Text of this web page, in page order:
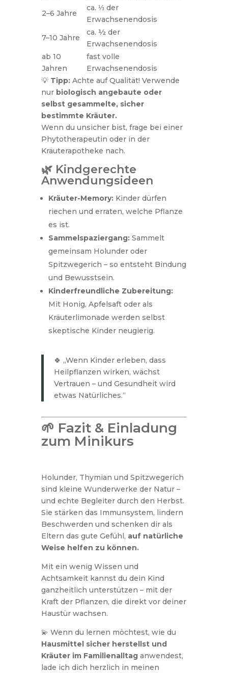
2–6 Jahre
ca. ⅓ der
Erwachsenendosis
7–10 Jahre
ca. ½ der
Erwachsenendosis
ab 10
Jahren
fast volle
Erwachsenendosis
💡 Tipp:Achte auf Qualität! Verwende
nur biologisch angebaute oder
selbst gesammelte, sicher
bestimmte Kräuter.
Wenn du unsicher bist, frage bei einer
Phytotherapeutin oder in der
Kräuterapotheke nach.
🌿 Kindgerechte
Anwendungsideen
Kräuter-Memory:Kinder dürfen
riechen und erraten, welche Pflanze
es ist.
Sammelspaziergang:Sammelt
gemeinsam Holunder oder
Spitzwegerich – so entsteht Bindung
und Bewusstsein.
Kinderfreundliche Zubereitung:
Mit Honig, Apfelsaft oder als
Kräuterlimonade werden selbst
skeptische Kinder neugierig.
🍀 „Wenn Kinder erleben, dass
Heilpflanzen wirken, wächst
Vertrauen – und Gesundheit wird
etwas Natürliches.“
🌱 Fazit & Einladung
zum Minikurs
Holunder, Thymian und Spitzwegerich
sind kleine Wunderwerke der Natur –
und echte Begleiter durch den Herbst.
Sie stärken das Immunsystem, lindern
Beschwerden und schenken dir als
Eltern das gute Gefühl, auf natürliche
Weise helfen zu können.
Mit ein wenig Wissen und
Achtsamkeit kannst du dein Kind
ganzheitlich unterstützen – mit der
Kraft der Pflanzen, die direkt vor deiner
Haustür wachsen.
💫 Wenn du lernen möchtest, wie du
Hausmittel sicher herstellst und
Kräuter im Familienalltaganwendest,
lade ich dich herzlich in meinen